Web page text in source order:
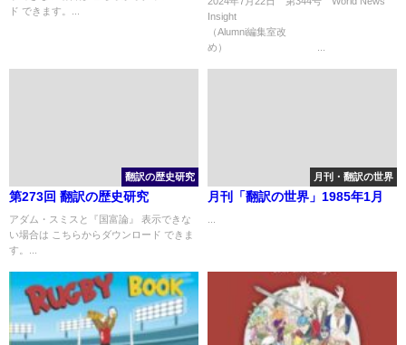
ド できます。...
Insight
（Alumni編集室改
め） ...
翻訳の歴史研究
第273回 翻訳の歴史研究
アダム・スミスと『国富論』 表示できな
い場合は こちらからダウンロード できま
す。...
月刊・翻訳の世界
月刊「翻訳の世界」1985年1月